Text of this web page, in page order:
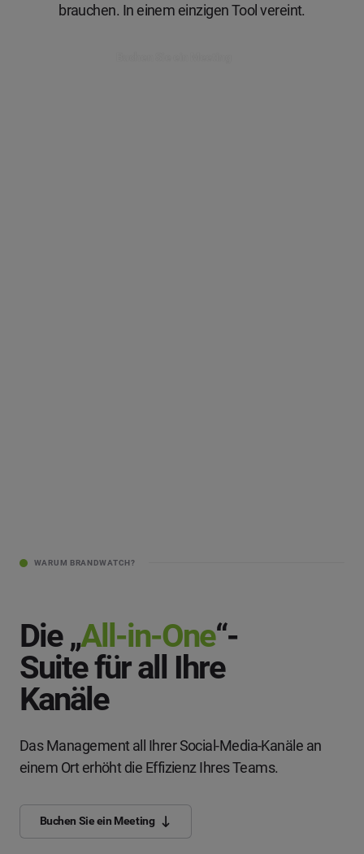
brauchen. In einem einzigen Tool vereint.
WARUM BRANDWATCH?
Die „All-in-One“-
Suite für all Ihre
Kanäle
Das Management all Ihrer Social-Media-Kanäle an
einem Ort erhöht die Effizienz Ihres Teams.
Buchen Sie ein Meeting